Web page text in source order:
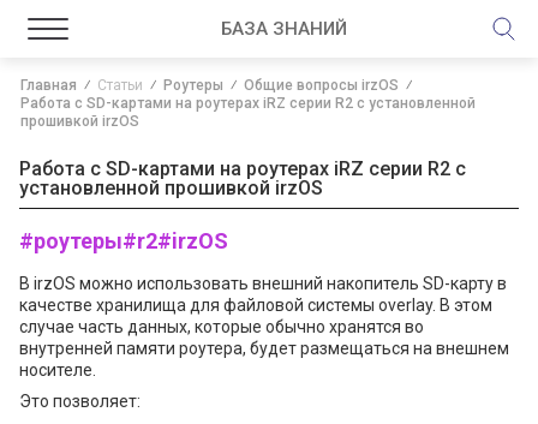
БАЗА ЗНАНИЙ
Главная Статьи Роутеры
Общие вопросы irzOS
Работа с SD-картами на роутерах iRZ серии R2 с установленной
прошивкой irzOS
Работа с SD-картами на роутерах iRZ серии R2 с
установленной прошивкой irzOS
#роутеры#r2#irzOS
В irzOS можно использовать внешний накопитель SD-карту в
качестве хранилища для файловой системы overlay. В этом
случае часть данных, которые обычно хранятся во
внутренней памяти роутера, будет размещаться на внешнем
носителе.
Это позволяет: